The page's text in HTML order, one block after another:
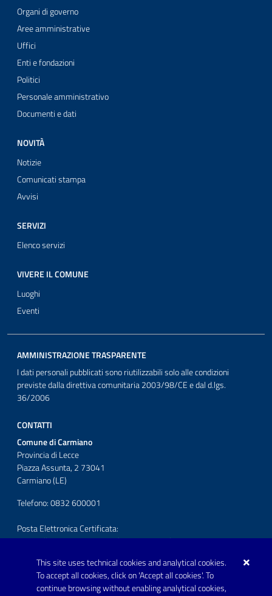
This site uses technical cookies and analytical cookies.
To accept all cookies, click on 'Accept all cookies'. To
continue browsing without enabling analytical cookies,
Organi di governo
Aree amministrative
Uffici
Enti e fondazioni
Politici
Personale amministrativo
Documenti e dati
NOVITÀ
Notizie
Comunicati stampa
Avvisi
SERVIZI
Elenco servizi
VIVERE IL COMUNE
Luoghi
Eventi
AMMINISTRAZIONE TRASPARENTE
I dati personali pubblicati sono riutilizzabili solo alle condizioni
previste dalla direttiva comunitaria 2003/98/CE e dal d.lgs.
36/2006
CONTATTI
Comune di Carmiano
Provincia di Lecce
Piazza Assunta, 2 73041
Carmiano (LE)
Telefono: 0832 600001
Posta Elettronica Certificata:
protocollo.comunecarmiano@pec.rupar.puglia.it
URP - Ufficio Relazioni con il Pubblico